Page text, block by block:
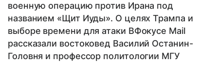
военную операцию против Ирана под
названием «Щит Иуды». О целях Трампа и
выборе времени для атаки ВФокусе Mail
рассказали востоковед Василий Останин-
Головня и профессор политологии МГУ